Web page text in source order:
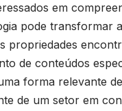
em
pode transformar
propriedades
de conteúdos
forma relevante
de um setor em